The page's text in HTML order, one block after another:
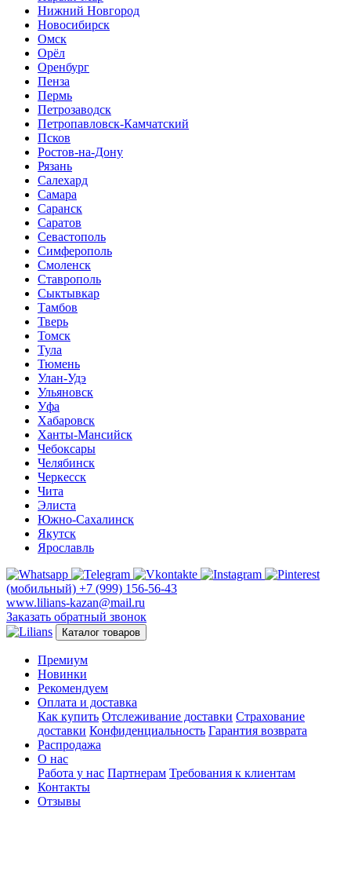
Нижний Новгород
Новосибирск
Омск
Орёл
Оренбург
Пенза
Пермь
Петрозаводск
Петропавловск-Камчатский
Псков
Ростов-на-Дону
Рязань
Салехард
Самара
Саранск
Саратов
Севастополь
Симферополь
Смоленск
Ставрополь
Сыктывкар
Тамбов
Тверь
Томск
Тула
Тюмень
Улан-Удэ
Ульяновск
Уфа
Хабаровск
Ханты-Мансийск
Чебоксары
Челябинск
Черкесск
Чита
Элиста
Южно-Сахалинск
Якутск
Ярославль
(мобильный) +7 (999) 156-56-43
www.lilians-kazan@mail.ru
Заказать обратный звонок
Каталог товаров
Премиум
Новинки
Рекомендуем
Оплата и доставка
Как купить Отслеживание доставки Страхование
доставки Конфиденциальность Гарантия возврата
Распродажа
О нас
Работа у нас Партнерам Требования к клиентам
Контакты
Отзывы